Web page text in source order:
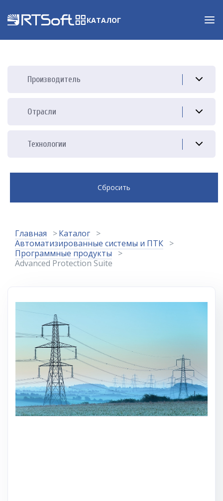
КАТАЛОГ
Производитель
Отрасли
Технологии
Сбросить
Главная
Каталог
Автоматизированные системы и ПТК
Программные продукты
Advanced Protection Suite